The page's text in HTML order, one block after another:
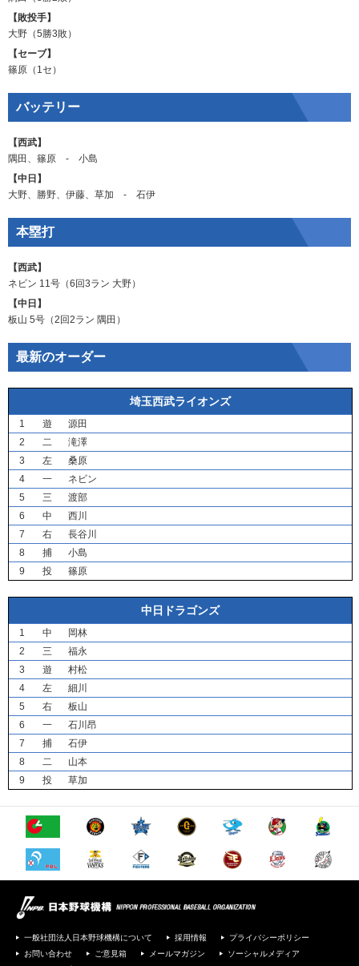
【敗投手】
大野 （5勝3敗）
【セーブ】
篠原 （1セ）
バッテリー
【西武】
隅田 、 篠原 ‐ 小島
【中日】
大野、 勝野、 伊藤、 草加 ‐ 石伊
本塁打
【西武】
ネビン 11号（6回3ラン 大野）
【中日】
板山 5号（2回2ラン 隅田 ）
最新のオーダー
埼玉西武ライオンズ
1 遊
源田
2
二
滝澤
3
左
桑原
4
一
ネビン
5
三
渡部
6
中
西川
7
右
長谷川
8
捕
小島
9
投 篠原
中日ドラゴンズ
1 中
岡林
2
三
福永
3
遊
村松
4
左
細川
5
右
板山
6
一
石川昂
7
捕
石伊
8
二
山本
9
投 草加
一般社団法人日本野球機構について 採用情報
プライバシーポリシー
お問い合わせ
ご意見箱 メールマガジン
ソーシャルメディア